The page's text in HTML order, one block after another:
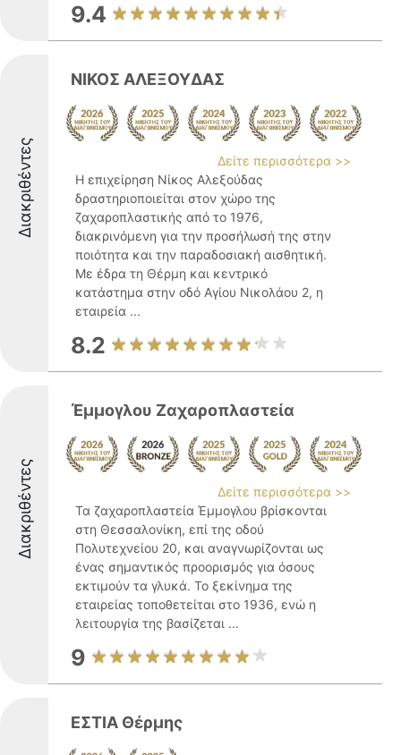
9.4
Διακριθέντες
ΝΙΚΟΣ ΑΛΕΞΟΥΔΑΣ
Δείτε περισσότερα >>
Η επιχείρηση Νίκος Αλεξούδας
δραστηριοποιείται στον χώρο της
ζαχαροπλαστικής από το 1976,
διακρινόμενη για την προσήλωσή της στην
ποιότητα και την παραδοσιακή αισθητική.
Με έδρα τη Θέρμη και κεντρικό
κατάστημα στην οδό Αγίου Νικολάου 2, η
εταιρεία ...
8.2
Διακριθέντες
Έμμογλου Ζαχαροπλαστεία
Δείτε περισσότερα >>
Τα ζαχαροπλαστεία Έμμογλου βρίσκονται
στη Θεσσαλονίκη, επί της οδού
Πολυτεχνείου 20, και αναγνωρίζονται ως
ένας σημαντικός προορισμός για όσους
εκτιμούν τα γλυκά. Το ξεκίνημα της
εταιρείας τοποθετείται στο 1936, ενώ η
λειτουργία της βασίζεται ...
9
ΕΣΤΙΑ Θέρμης